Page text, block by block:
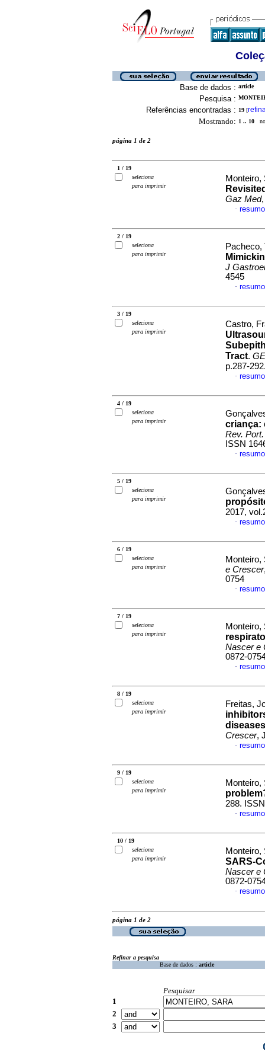
Base de dados : article
Pesquisa :
Referências encontradas : 19 [
Mostrando: 1 .. 10
página 1 de 2
1 / 19
seleciona
para imprimir
Gaz Med
·
2 / 19
seleciona
para imprimir
Pacheco,
J
4545
·
3 / 19
seleciona
para imprimir
Castro,
Tract.
p.287-
·
4 / 19
seleciona
para imprimir
criança:
Rev.
ISSN
·
5 / 19
seleciona
para imprimir
2017,
·
6 / 19
seleciona
para imprimir
e Crescer
0754
·
7 / 19
seleciona
para imprimir
Nascer e
0872-
·
8 / 19
seleciona
para imprimir
Freitas,
Crescer,
·
9 / 19
seleciona
para imprimir
Monteiro,
288.
·
10 / 19
seleciona
para imprimir
SARS-
Nascer e
0872-
·
página 1 de 2
Refinar a pesquisa
Base de dados : article
Pesquisar
1
2
3